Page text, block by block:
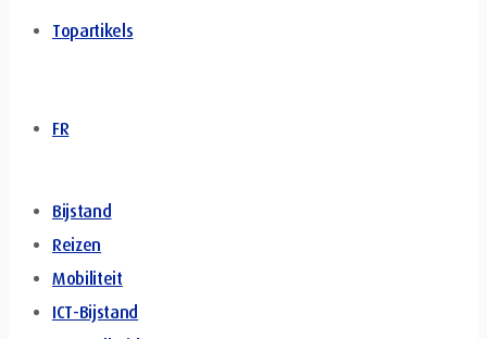
Topartikels
FR
Bijstand
Reizen
Mobiliteit
ICT-Bijstand